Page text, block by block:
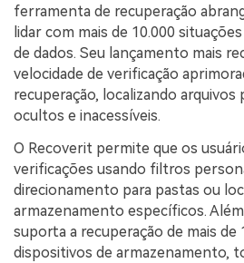
ferramenta de recuperação
lidar com mais de 10.000
de dados. Seu lançamento mais
velocidade de verificação
recuperação, localizando
ocultos e inacessíveis.
O Recoverit permite que os
verificações usando filtros
direcionamento para pastas ou
armazenamento específicos.
suporta a recuperação de mais de
dispositivos de armazenamento,